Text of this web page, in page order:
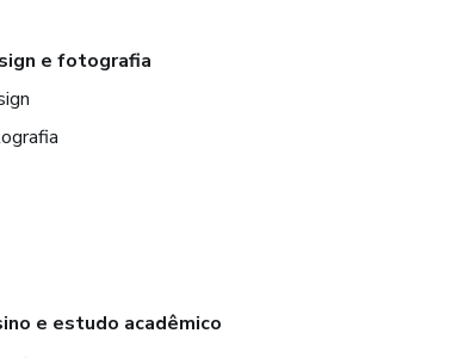
e fotografia
e estudo acadêmico